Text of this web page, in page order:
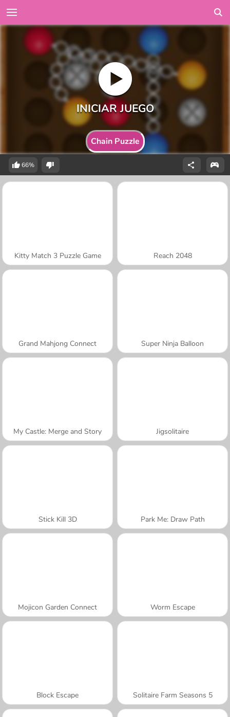
Chain Puzzle
66%
Kitty Match 3 Puzzle Game Reach 2048
Grand Mahjong Connect Super Ninja Balloon
My Castle: Merge and Story Jigsolitaire
Stick Kill 3D Park Me: Draw Path
Mojicon Garden Connect Worm Escape
Block Escape Solitaire Farm Seasons 5